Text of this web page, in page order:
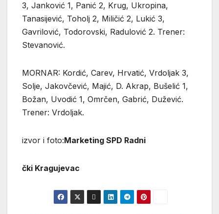
3, Janković 1, Panić 2, Krug, Ukropina,
Tanasijević, Toholj 2, Miličić 2, Lukić 3,
Gavrilović, Todorovski, Radulović 2. Trener:
Stevanović.
MORNAR: Kordić, Carev, Hrvatić, Vrdoljak 3,
Solje, Jakovčević, Majić, D. Akrap, Bušelić 1,
Božan, Uvodić 1, Omrčen, Gabrić, Dužević.
Trener: Vrdoljak.
izvor i foto:Marketing SPD Radni
čki Kragujevac